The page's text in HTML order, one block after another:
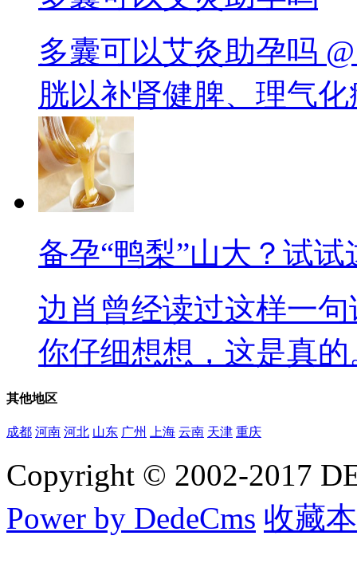
多囊可以艾灸助孕吗
胱以补肾健脾、理气化
备孕“鸭梨”山大？试试
边肖曾经读过这样一
你仔细想想，这是真的
其他地区
成都 河南 河北 山东 广州 上海 云南 天津 重庆
Copyright © 2002-2017
Power by DedeCms 收藏